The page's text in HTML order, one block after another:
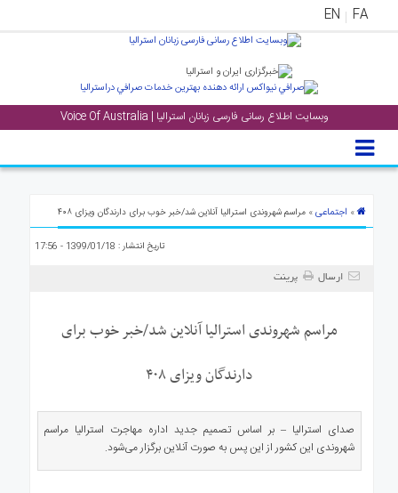
FA
EN
وبسایت اطلاع رسانی فارسی زبانان استرالیا | Voice Of Australia
» اجتماعی» مراسم شهروندی استرالیا آنلاین شد/خبر خوب برای دارندگان ویزای ۴۰۸
تاریخ انتشار : 1399/01/18 - 17:56
ارسال پرینت
مراسم شهروندی استرالیا آنلاین شد/خبر خوب برای
دارندگان ویزای ۴۰۸
صدای استرالیا – بر اساس تصمیم جدید اداره مهاجرت استرالیا مراسم
شهروندی این کشور از این پس به صورت آنلاین برگزار می‌شود.